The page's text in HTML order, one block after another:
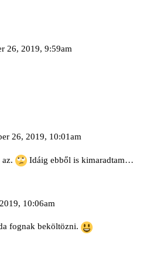
26, 2019, 9:59am
26, 2019, 10:01am
Idáig ebből is kimaradtam…
10:06am
fognak beköltözni.